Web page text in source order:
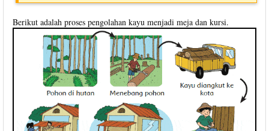
Berikut adalah proses pengolahan kayu menjadi meja dan kursi.